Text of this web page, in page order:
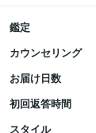
鑑定
カウンセリング
お届け日数
初回返答時間
スタイル